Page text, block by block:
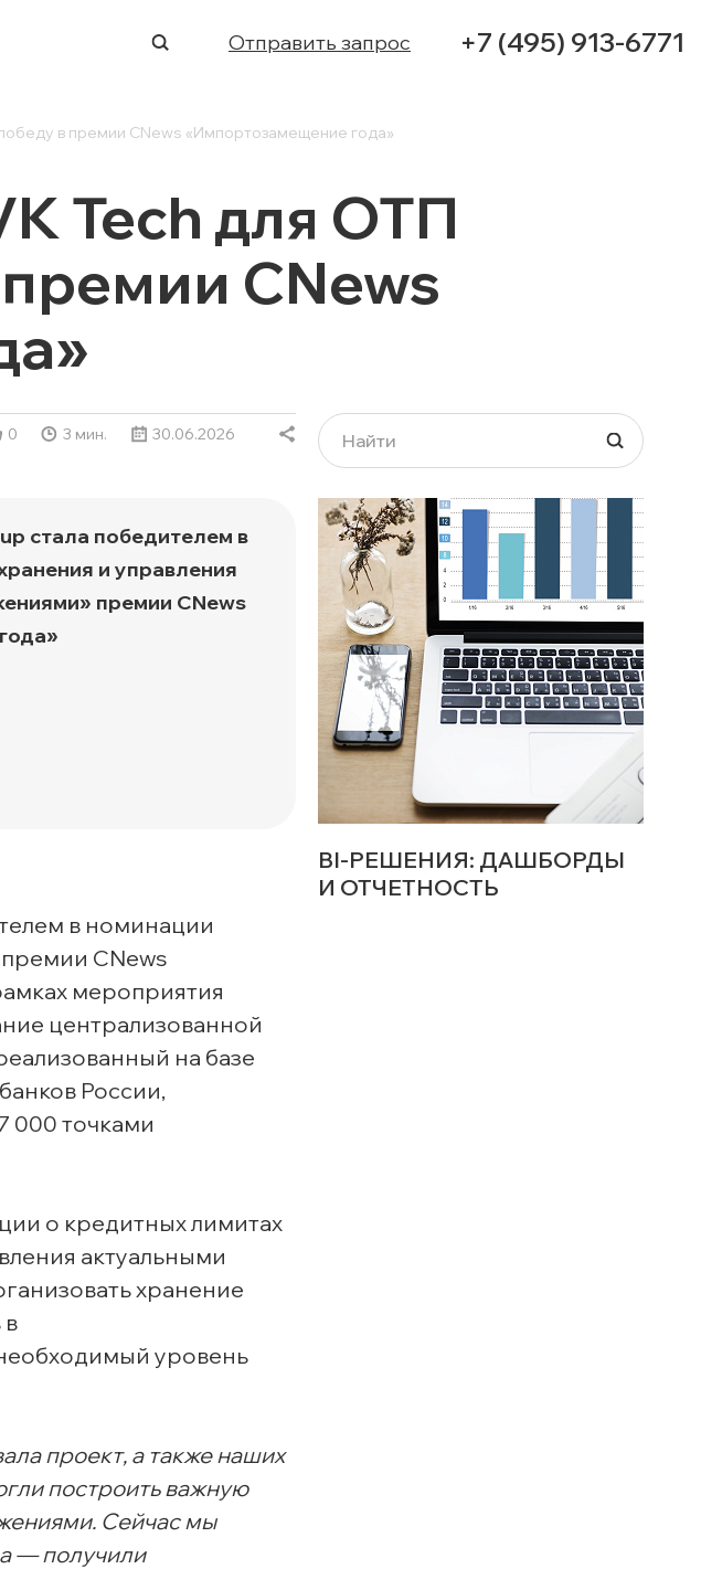
Отправить запрос +7 (495) 913-6771
финансами
Mining
динамического
экспертиза
УСЛУГИ
КЕЙСЫ
КОНТАКТЫ
в премии CNews «Импортозамещение года»
Tech для ОТП
CNews
0 3 мин. 30.06.2026
стала победителем в
и управления
премии CNews
в номинации
CNews
мероприятия
централизованной
на базе
России,
000 точками
о кредитных лимитах
актуальными
хранение
уровень
проект, а также наших
построить важную
Сейчас мы
— получили
BI-РЕШЕНИЯ: ДАШБОРДЫ
И ОТЧЕТНОСТЬ